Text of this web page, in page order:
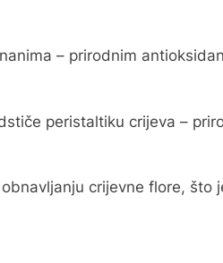
– prirodnim
peristaltiku crijeva –
crijevne flore, što